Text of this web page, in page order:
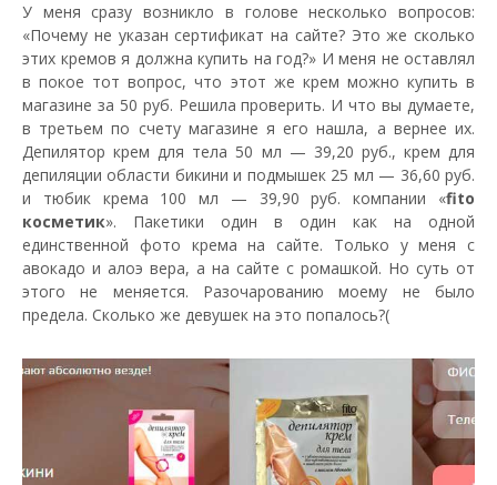
У меня сразу возникло в голове несколько вопросов:
«Почему не указан сертификат на сайте? Это же сколько
этих кремов я должна купить на год?» И меня не оставлял
в покое тот вопрос, что этот же крем можно купить в
магазине за 50 руб. Решила проверить. И что вы думаете,
в третьем по счету магазине я его нашла, а вернее их.
Депилятор крем для тела 50 мл — 39,20 руб., крем для
депиляции области бикини и подмышек 25 мл — 36,60 руб.
и тюбик крема 100 мл — 39,90 руб. компании «fito
косметик». Пакетики один в один как на одной
единственной фото крема на сайте. Только у меня с
авокадо и алоэ вера, а на сайте с ромашкой. Но суть от
этого не меняется. Разочарованию моему не было
предела. Сколько же девушек на это попалось?(